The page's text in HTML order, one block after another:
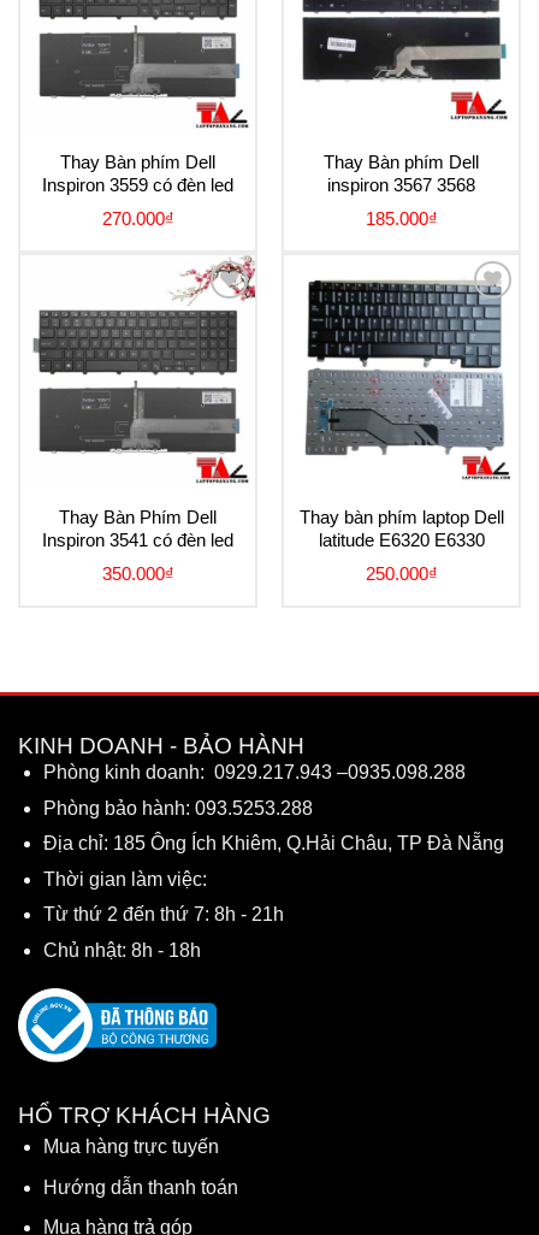
Thay Bàn phím Dell
Inspiron 3559 có đèn led
270.000₫
Thay Bàn phím Dell
inspiron 3567 3568
185.000₫
Add to
Wishlist
Thay Bàn Phím Dell
Inspiron 3541 có đèn led
350.000₫
Add to
Wishlist
Thay bàn phím laptop Dell
latitude E6320 E6330
250.000₫
KINH DOANH - BẢO HÀNH
Phòng kinh doanh: 0929.217.943–0935.098.288
Phòng bảo hành: 093.5253.288
Địa chỉ: 185 Ông Ích Khiêm, Q.Hải Châu, TP Đà Nẵng
Thời gian làm việc:
Từ thứ 2 đến thứ 7: 8h - 21h
Chủ nhật: 8h - 18h
HỔ TRỢ KHÁCH HÀNG
Mua hàng trực tuyến
Hướng dẫn thanh toán
Mua hàng trả góp